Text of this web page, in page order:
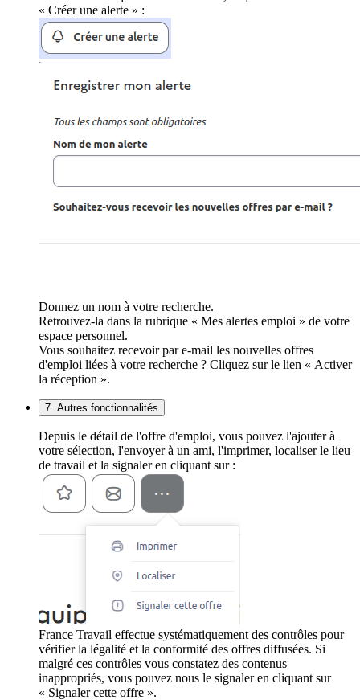
« Créer une alerte » :
Donnez un nom à votre recherche.
Retrouvez-la dans la rubrique « Mes alertes emploi » de votre
espace personnel.
Vous souhaitez recevoir par e-mail les nouvelles offres
d'emploi liées à votre recherche ? Cliquez sur le lien « Activer
la réception ».
7. Autres fonctionnalités
Depuis le détail de l'offre d'emploi, vous pouvez l'ajouter à
votre sélection, l'envoyer à un ami, l'imprimer, localiser le lieu
de travail et la signaler en cliquant sur :
France Travail effectue systématiquement des contrôles pour
vérifier la légalité et la conformité des offres diffusées. Si
malgré ces contrôles vous constatez des contenus
inappropriés, vous pouvez nous le signaler en cliquant sur
« Signaler cette offre ».